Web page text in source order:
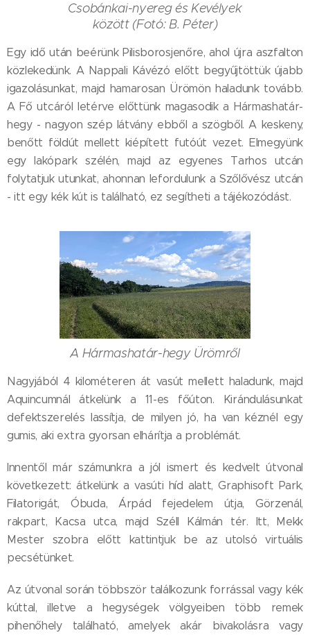
Csobánkai-nyereg és Kevélyek
között (Fotó: B. Péter)
Egy idő után beérünk Pilisborosjenőre, ahol újra aszfalton
közlekedünk. A Nappali Kávézó előtt begyűjtöttük újabb
igazolásunkat, majd hamarosan Ürömön haladunk tovább.
A Fő utcáról letérve előttünk magasodik a Hármashatár-
hegy - nagyon szép látvány ebből a szögből. A keskeny,
benőtt földút mellett kiépített futóút vezet. Elmegyünk
egy lakópark szélén, majd az egyenes Tarhos utcán
folytatjuk utunkat, ahonnan lefordulunk a Szőlővész utcán
- itt egy kék kút is található, ez segítheti a tájékozódást.
A Hármashatár-hegy Ürömről
Nagyjából 4 kilométeren át vasút mellett haladunk, majd
Aquincumnál átkelünk a 11-es főúton. Kirándulásunkat
defektszerelés lassítja, de milyen jó, ha van kéznél egy
gumis, aki extra gyorsan elhárítja a problémát.
Innentől már számunkra a jól ismert és kedvelt útvonal
következett: átkelünk a vasúti híd alatt, Graphisoft Park,
Filatorigát, Óbuda, Árpád fejedelem útja, Görzenál,
rakpart, Kacsa utca, majd Széll Kálmán tér. Itt, Mekk
Mester szobra előtt kattintjuk be az utolsó virtuális
pecsétünket.
Az útvonal során többször találkozunk forrással vagy kék
kúttal, illetve a hegységek völgyeiben több remek
pihenőhely található, amelyek akár bivakolásra vagy